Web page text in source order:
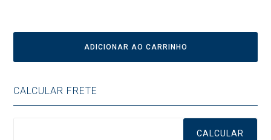
ADICIONAR AO CARRINHO
CALCULAR FRETE
CALCULAR